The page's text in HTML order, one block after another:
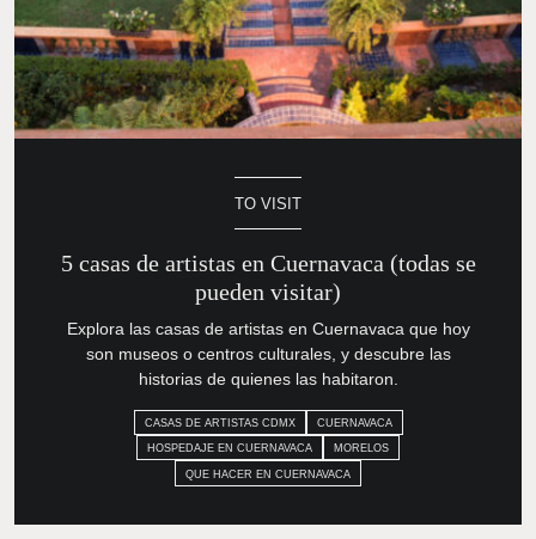
TO VISIT
5 casas de artistas en Cuernavaca
(todas se pueden visitar)
Explora las casas de artistas en Cuernavaca que hoy son
museos o centros culturales, y descubre las historias de
quienes las habitaron.
CASAS DE ARTISTAS CDMX CUERNAVACA
HOSPEDAJE EN CUERNAVACA
MORELOS
QUE HACER EN CUERNAVACA